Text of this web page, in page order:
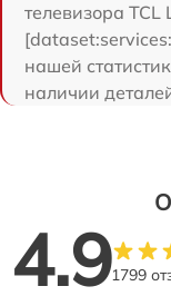
телевизора TCL
нашей
наличии
4.91799